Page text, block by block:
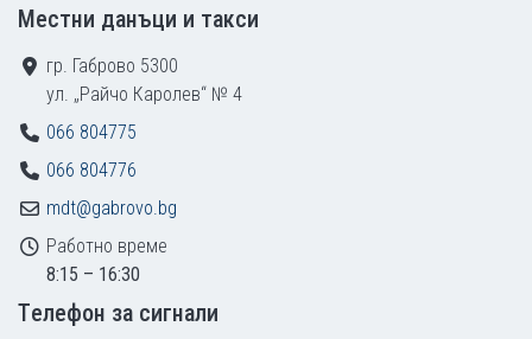
Местни данъци и такси
гр. Габрово 5300
ул. „Райчо Каролев“ № 4
066 804775
066 804776
mdt@gabrovo.bg
Работно време
8:15 – 16:30
Tелефон за сигнали